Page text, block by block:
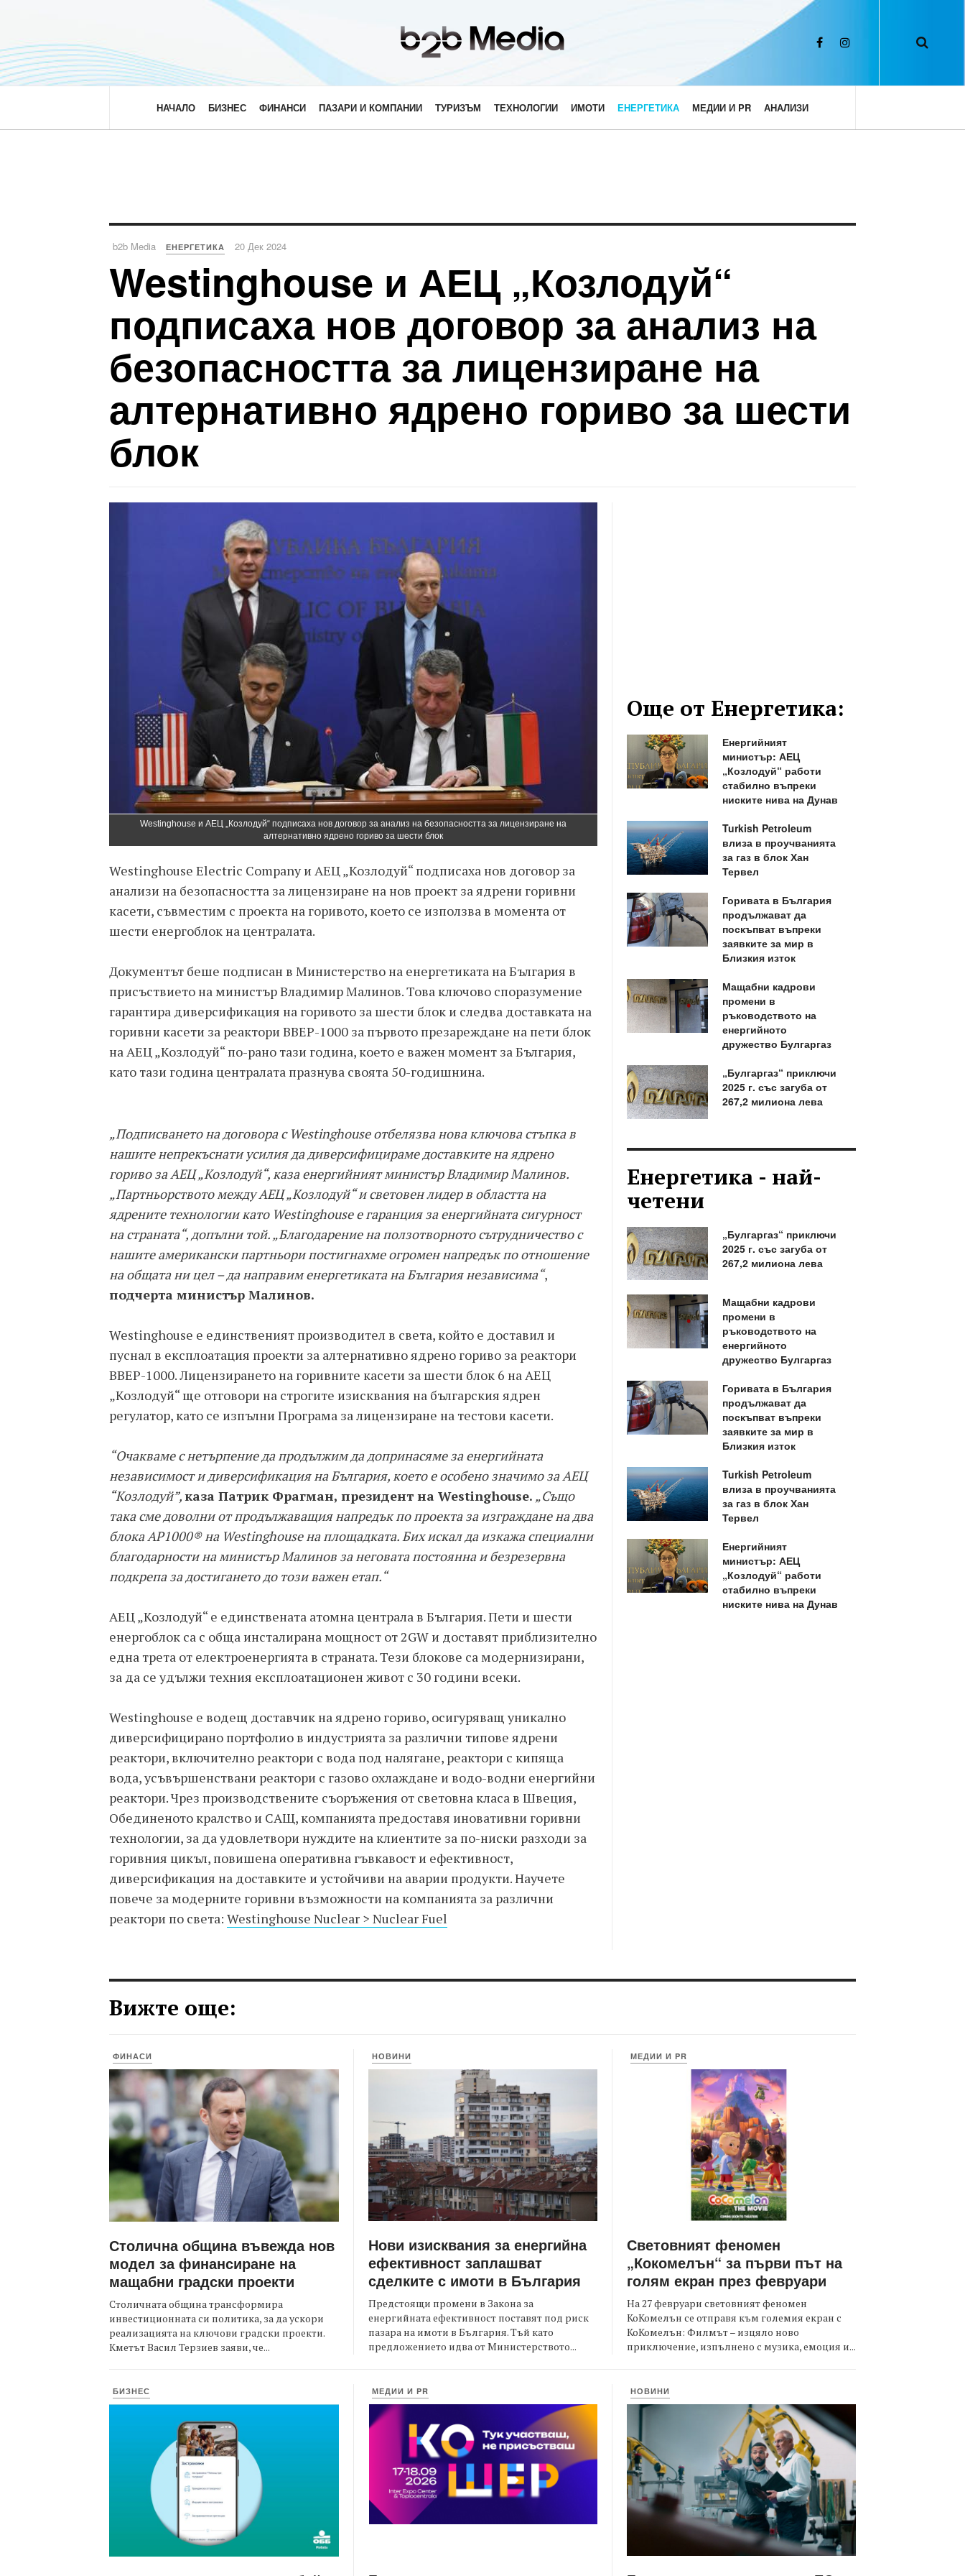
НАЧАЛО БИЗНЕС ФИНАНСИ ПАЗАРИ И КОМПАНИИ ТУРИЗЪМ ТЕХНОЛОГИИ ИМОТИ ЕНЕРГЕТИКА МЕДИИ И PR АНАЛИЗИ
b2b Media ЕНЕРГЕТИКА 20 Дек 2024
Westinghouse и АЕЦ „Козлодуй“
подписаха нов договор за анализ на
безопасността за лицензиране на
алтернативно ядрено гориво за шести
блок
Westinghouse и АЕЦ „Козлодуй“ подписаха нов договор за анализ на безопасността за лицензиране на
алтернативно ядрено гориво за шести блок
Westinghouse Electric Company и АЕЦ „Козлодуй“ подписаха нов договор за
анализи на безопасността за лицензиране на нов проект за ядрени горивни
касети, съвместим с проекта на горивото, което се използва в момента от
шести енергоблок на централата.
Документът беше подписан в Министерство на енергетиката на България в
присъствието на министър Владимир Малинов. Това ключово споразумение
гарантира диверсификация на горивото за шести блок и следва доставката на
горивни касети за реактори ВВЕР-1000 за първото презареждане на пети блок
на АЕЦ „Козлодуй“ по-рано тази година, което е важен момент за България,
като тази година централата празнува своята 50-годишнина.
„Подписването на договора с Westinghouse отбелязва нова ключова стъпка в
нашите непрекъснати усилия да диверсифицираме доставките на ядрено
гориво за АЕЦ „Козлодуй“, каза енергийният министър Владимир Малинов.
„Партньорството между АЕЦ „Козлодуй“ и световен лидер в областта на
ядрените технологии като Westinghouse е гаранция за енергийната сигурност
на страната“, допълни той. „Благодарение на ползотворното сътрудничество с
нашите американски партньори постигнахме огромен напредък по отношение
на общата ни цел – да направим енергетиката на България независима“,
подчерта министър Малинов.
Westinghouse е единственият производител в света, който е доставил и
пуснал в експлоатация проекти за алтернативно ядрено гориво за реактори
ВВЕР-1000. Лицензирането на горивните касети за шести блок 6 на АЕЦ
„Козлодуй“ ще отговори на строгите изисквания на българския ядрен
регулатор, като се изпълни Програма за лицензиране на тестови касети.
“Очакваме с нетърпение да продължим да допринасяме за енергийната
независимост и диверсификация на България, което е особено значимо за АЕЦ
“Козлодуй”,каза Патрик Фрагман, президент на Westinghouse. „Също
така сме доволни от продължаващия напредък по проекта за изграждане на два
блока AP1000® на Westinghouse на площадката. Бих искал да изкажа специални
благодарности на министър Малинов за неговата постоянна и безрезервна
подкрепа за достигането до този важен етап.“
АЕЦ „Козлодуй“ е единствената атомна централа в България. Пети и шести
енергоблок са с обща инсталирана мощност от 2GW и доставят приблизително
една трета от електроенергията в страната. Тези блокове са модернизирани,
за да се удължи техния експлоатационен живот с 30 години всеки.
Westinghouse е водещ доставчик на ядрено гориво, осигуряващ уникално
диверсифицирано портфолио в индустрията за различни типове ядрени
реактори, включително реактори с вода под налягане, реактори с кипяща
вода, усъвършенствани реактори с газово охлаждане и водо-водни енергийни
реактори. Чрез производствените съоръжения от световна класа в Швеция,
Обединеното кралство и САЩ, компанията предоставя иновативни горивни
технологии, за да удовлетвори нуждите на клиентите за по-ниски разходи за
горивния цикъл, повишена оперативна гъвкавост и ефективност,
диверсификация на доставките и устойчиви на аварии продукти. Научете
повече за модерните горивни възможности на компанията за различни
реактори по света: Westinghouse Nuclear > Nuclear Fuel
Още от Енергетика:
Енергийният
министър: АЕЦ
„Козлодуй“ работи
стабилно въпреки
ниските нива на Дунав
Turkish Petroleum
влиза в проучванията
за газ в блок Хан
Тервел
Горивата в България
продължават да
поскъпват въпреки
заявките за мир в
Близкия изток
Мащабни кадрови
промени в
ръководството на
енергийното
дружество Булгаргаз
„Булгаргаз“ приключи
2025 г. със загуба от
267,2 милиона лева
Енергетика - най-
четени
„Булгаргаз“ приключи
2025 г. със загуба от
267,2 милиона лева
Мащабни кадрови
промени в
ръководството на
енергийното
дружество Булгаргаз
Горивата в България
продължават да
поскъпват въпреки
заявките за мир в
Близкия изток
Turkish Petroleum
влиза в проучванията
за газ в блок Хан
Тервел
Енергийният
министър: АЕЦ
„Козлодуй“ работи
стабилно въпреки
ниските нива на Дунав
Вижте още:
ФИНАСИ
Столична община въвежда нов
модел за финансиране на
мащабни градски проекти
Столичната община трансформира
инвестиционната си политика, за да ускори
реализацията на ключови градски проекти.
Кметът Васил Терзиев заяви, че...
НОВИНИ
Нови изисквания за енергийна
ефективност заплашват
сделките с имоти в България
Предстоящи промени в Закона за
енергийната ефективност поставят под риск
пазара на имоти в България. Тъй като
предложението идва от Министерството...
МЕДИИ И PR
Световният феномен
„Кокомелън“ за първи път на
голям екран през февруари
На 27 февруари световният феномен
КоКомелън се отправя към големия екран с
КоКомелън: Филмът – изцяло ново
приключение, изпълнено с музика, емоция и...
БИЗНЕС МЕДИИ И PR НОВИНИ